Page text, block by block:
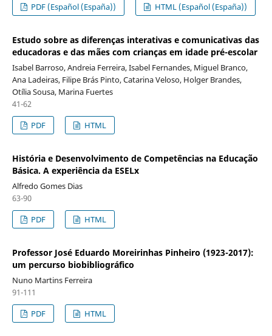
PDF (Español (España))
HTML (Español (España))
Estudo sobre as diferenças interativas e comunicativas das
educadoras e das mães com crianças em idade pré-escolar
Isabel Barroso, Andreia Ferreira, Isabel Fernandes, Miguel Branco,
Ana Ladeiras, Filipe Brás Pinto, Catarina Veloso, Holger Brandes,
Otília Sousa, Marina Fuertes
41-62
PDF
HTML
História e Desenvolvimento de Competências na Educação
Básica. A experiência da ESELx
Alfredo Gomes Dias
63-90
PDF
HTML
Professor José Eduardo Moreirinhas Pinheiro (1923-2017):
um percurso biobibliográfico
Nuno Martins Ferreira
91-111
PDF
HTML